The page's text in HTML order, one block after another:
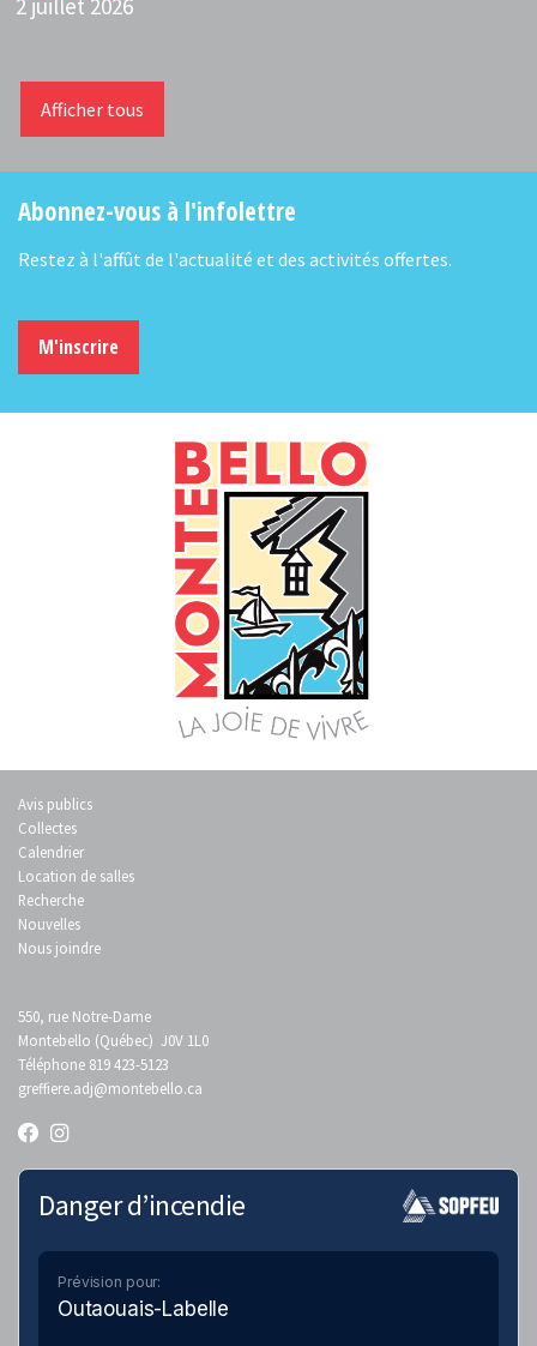
2 juillet 2026
Afficher tous
Abonnez-vous à l'infolettre
Restez à l'affût de l'actualité et des activités offertes.
M'inscrire
Avis publics
Collectes
Calendrier
Location de salles
Recherche
Nouvelles
Nous joindre
550, rue Notre-Dame
Montebello (Québec) J0V 1L0
Téléphone 819 423-5123
greffiere.adj@montebello.ca
Danger d’incendie
Prévision pour:
Outaouais-Labelle